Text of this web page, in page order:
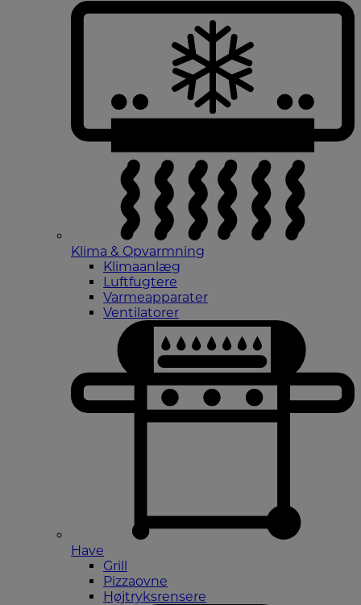
Klima & Opvarmning
Klimaanlæg
Luftfugtere
Varmeapparater
Ventilatorer
Have
Grill
Pizzaovne
Højtryksrensere